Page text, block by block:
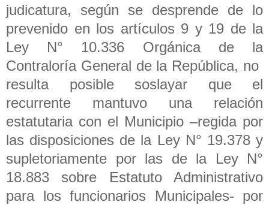
judicatura, según se desprende de lo
prevenido en los artículos 9 y 19 de la
Ley N° 10.336 Orgánica de la
Contraloría General de la República, no
resulta posible soslayar que el
recurrente mantuvo una relación
estatutaria con el Municipio –regida por
las disposiciones de la Ley N° 19.378 y
supletoriamente por las de la Ley N°
18.883 sobre Estatuto Administrativo
para los funcionarios Municipales- por